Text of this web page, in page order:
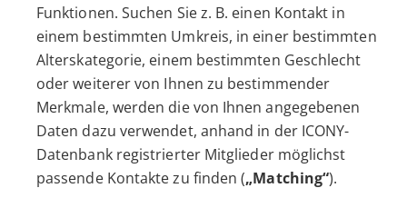
Funktionen. Suchen Sie z. B. einen Kontakt in
einem bestimmten Umkreis, in einer bestimmten
Alterskategorie, einem bestimmten Geschlecht
oder weiterer von Ihnen zu bestimmender
Merkmale, werden die von Ihnen angegebenen
Daten dazu verwendet, anhand in der ICONY-
Datenbank registrierter Mitglieder möglichst
passende Kontakte zu finden („Matching“).